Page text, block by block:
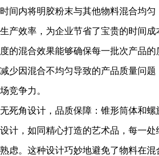
时间内将明胶粉末与其他物料混合均匀
生产效率，为企业节省了宝贵的时间
度的混合效果能够确保每一批次产品的
减少因混合不均匀导致的产品质量问
场竞争力。
无死角设计，品质保障：锥形筒体和螺
设计，如同精心打造的艺术品，每一处
熟虑。这种设计巧妙地避免了物料在混